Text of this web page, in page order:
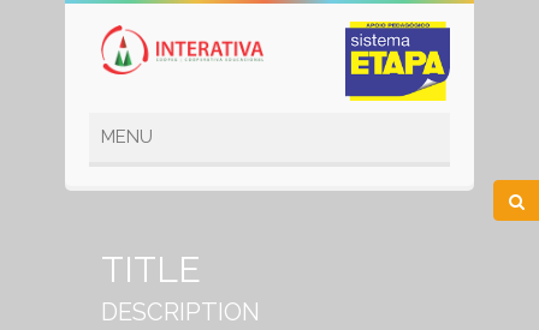
TITLE
DESCRIPTION